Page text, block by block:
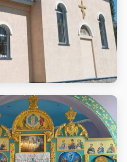
м Пирятин Вознесенський
день
Вознесіння
день храмового свята